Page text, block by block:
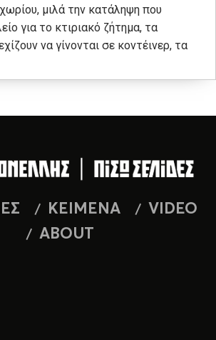
μιλά την κατάληψη που
για το κτιριακό ζήτημα, τα
να γίνονται σε κοντέινερ, τα
ΚΕΙΜΕΝΑ
VIDEO
ABOUT